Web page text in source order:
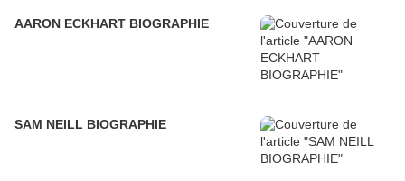
AARON ECKHART BIOGRAPHIE
SAM NEILL BIOGRAPHIE